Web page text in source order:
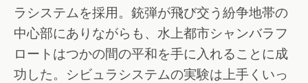
ラシステムを採用。銃弾が飛び交う紛争地帯の
中心部にありながらも、水上都市シャンバラフ
ロートはつかの間の平和を手に入れることに成
功した。シビュラシステムの実験は上手くいっ